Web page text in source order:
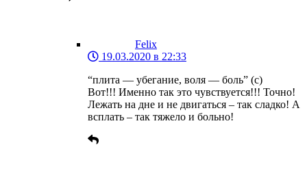
Felix
19.03.2020 в 22:33
“плита — убегание, воля — боль” (с)
Вот!!! Именно так это чувствуется!!! Точно!
Лежать на дне и не двигаться – так сладко! А
всплать – так тяжело и больно!